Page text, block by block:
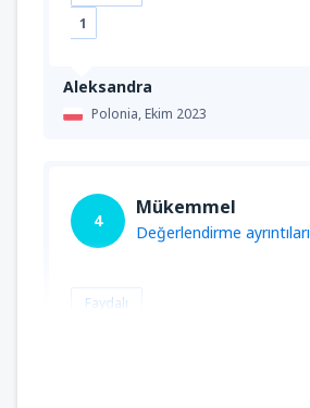
Aleksandra
Polonia,Ekim 2023
1
4
Mükemmel
Değerlendirme ayrıntıları
Faydalı